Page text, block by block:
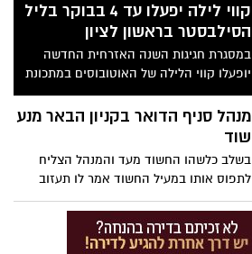
קווי לילה יפעלו עד 4 בבוקר בליל
הסילבסטר בראשון לציון
במסגרת חגיגות השנה האזרחית החדשה
יופעלו קווי הלילה של האוטובוסים במתכונת
ארוכה עד 4 בבוקר. השר כץ: "קווי הלילה הם
פתרון אידיאלי ובטוח לצעירים החוגגים"
מנהל סניף הדואר בקניון הבאר מנע
שוד
בשלב כלשהו החשוד מעד והמנהל הצליח
לתפוס אותו במעיל החשוד אמר לו תעזוב
אותי וקח את הכסף וזרק לעברו את השקית
ונמלט ממנו....